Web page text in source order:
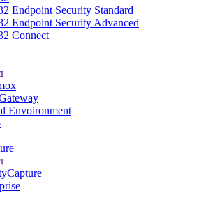
Endpoint Security Standard
Endpoint Security Advanced
Connect
Envoironment